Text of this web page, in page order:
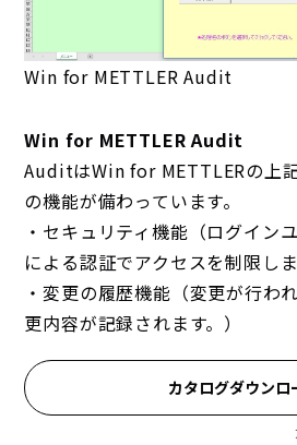
Win for METTLER Audit
Win for METTLER Audit
AuditはWin for METTLERの上
の機能が備わっています。
・セキュリティ機能（ログイン
による認証でアクセスを制限しま
・変更の履歴機能（変更が行わ
更内容が記録されます。）
カタログダウンロ